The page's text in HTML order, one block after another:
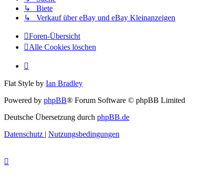
↳ Biete
↳ Verkauf über eBay und eBay Kleinanzeigen
Foren-Übersicht
Alle Cookies löschen
Flat Style by Ian Bradley
Powered by phpBB® Forum Software © phpBB Limited
Deutsche Übersetzung durch phpBB.de
Datenschutz
Nutzungsbedingungen